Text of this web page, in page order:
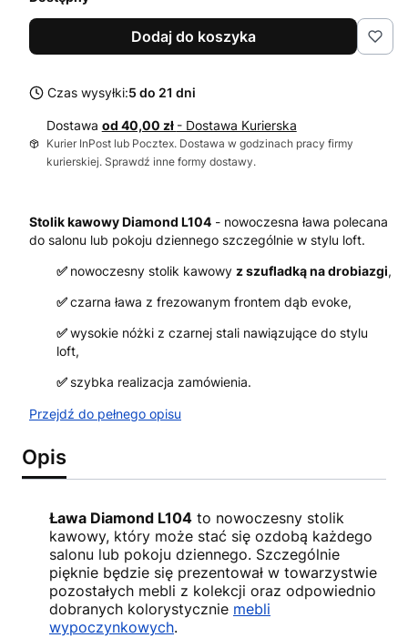
Dodaj do koszyka
Czas wysyłki:5 do 21 dni
Dostawa od 40,00 zł - Dostawa Kurierska
Kurier InPost lub Pocztex. Dostawa w godzinach pracy firmy
kurierskiej. Sprawdź inne formy dostawy.
Stolik kawowy Diamond L104 - nowoczesna ława polecana
do salonu lub pokoju dziennego szczególnie w stylu loft.
✅ nowoczesny stolik kawowy z szufladką na drobiazgi,
✅czarna ława z frezowanym frontem dąb evoke,
✅wysokie nóżki z czarnej stali nawiązujące do stylu
loft,
✅ szybka realizacja zamówienia.
Przejdź do pełnego opisu
Opis
Ława Diamond L104 to nowoczesny stolik
kawowy, który może stać się ozdobą każdego
salonu lub pokoju dziennego. Szczególnie
pięknie będzie się prezentował w towarzystwie
pozostałych mebli z kolekcji oraz odpowiednio
dobranych kolorystycznie mebli
wypoczynkowych.